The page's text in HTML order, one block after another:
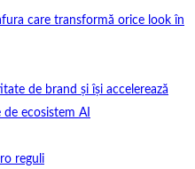
care transformă orice look în
de brand și își accelerează
ecosistem AI
reguli